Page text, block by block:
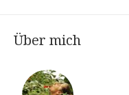
Über mich